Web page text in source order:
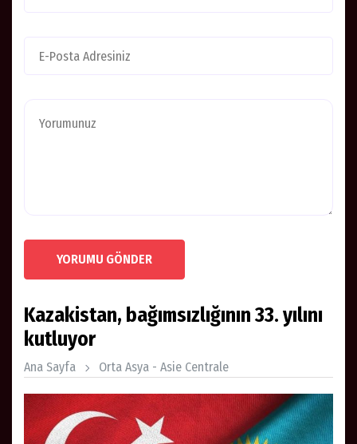
YORUMU GÖNDER
Kazakistan, bağımsızlığının 33. yılını
kutluyor
Ana Sayfa Orta Asya - Asie Centrale